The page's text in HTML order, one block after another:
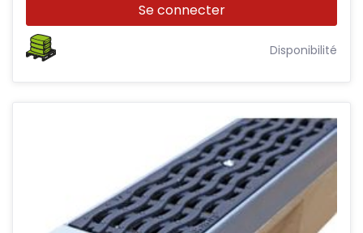
Se connecter
Disponibilité